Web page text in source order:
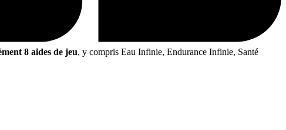
8 aides de jeu, y compris Eau Infinie, Endurance Infinie, Santé